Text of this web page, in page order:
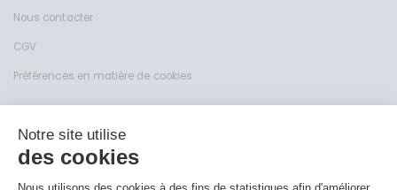
Nous contacter
CGV
Préférences en matière de cookies